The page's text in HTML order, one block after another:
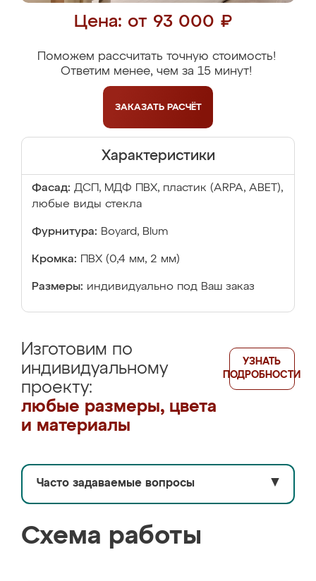
Цена: от 93 000 ₽
Поможем рассчитать точную стоимость!
Ответим менее, чем за 15 минут!
ЗАКАЗАТЬ РАСЧЁТ
Характеристики
Фасад: ДСП, МДФ ПВХ, пластик (ARPA, ABET),
любые виды стекла
Фурнитура: Boyard, Blum
Кромка: ПВХ (0,4 мм, 2 мм)
Размеры: индивидуально под Ваш заказ
Изготовим по
индивидуальному
проекту:
любые размеры, цвета
и материалы
УЗНАТЬ
ПОДРОБНОСТИ
Часто задаваемые вопросы ▼
Схема работы